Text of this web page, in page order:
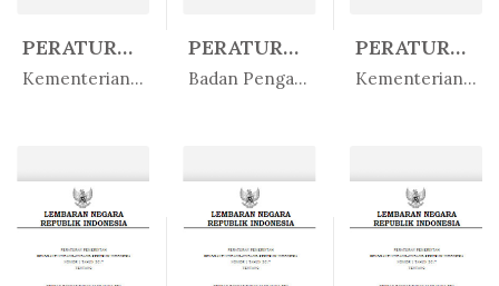
PERATURAN MENTERI KETENAGAKERJAA...
Kementerian Ketenagakerjaan
In Peratur...
PERATURAN BADAN PENGAWAS OBAT DA...
Badan Pengawas Obat dan M...
In Peratur...
PERATURAN MENTERI AGAMA REPUBLIK...
Kementerian Agama
In Peratur...